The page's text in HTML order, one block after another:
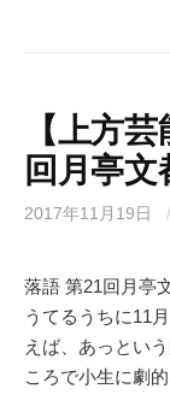
【上方
回月亭
2017年11月19日 /
落語 第21回月亭
うてるうちに11
えば、あっとい
ころで小生に劇